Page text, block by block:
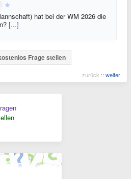
hat bei der WM 2026 die
[...]
Frage stellen
zurück :: weiter